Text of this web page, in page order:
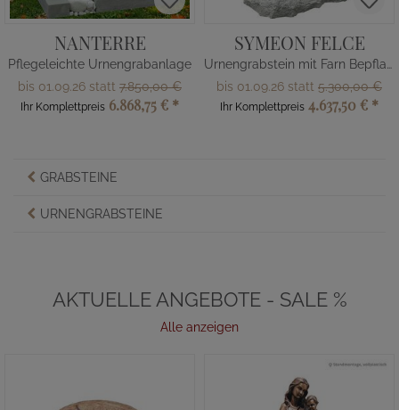
NANTERRE
Pflegeleichte Urnengrabanlage
bis 01.09.26 statt 7.850,00 €
Ihr Komplettpreis 6.868,75 € *
SYMEON FELCE
Urnengrabstein mit Farn Bepflanzung
bis 01.09.26 statt 5.300,00 €
Ihr Komplettpreis 4.637,50 € *
GRABSTEINE
URNENGRABSTEINE
AKTUELLE ANGEBOTE - SALE %
Alle anzeigen